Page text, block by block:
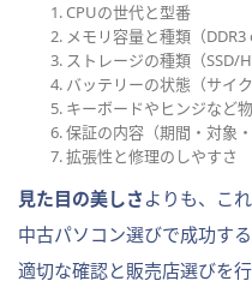
CPUの世代と型番
メモリ容量と種類（DDR3
ストレージの種類（SSD/
バッテリーの状態（サイク
キーボードやヒンジなど
保証の内容（期間・対象・
拡張性と修理のしやすさ
見た目の美しさ よりも、こ
中古パソコン選びで成功する
適切な確認と販売店選びを行